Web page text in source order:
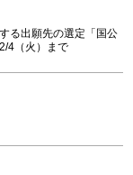
る出願先の選定「国公
4（火）まで